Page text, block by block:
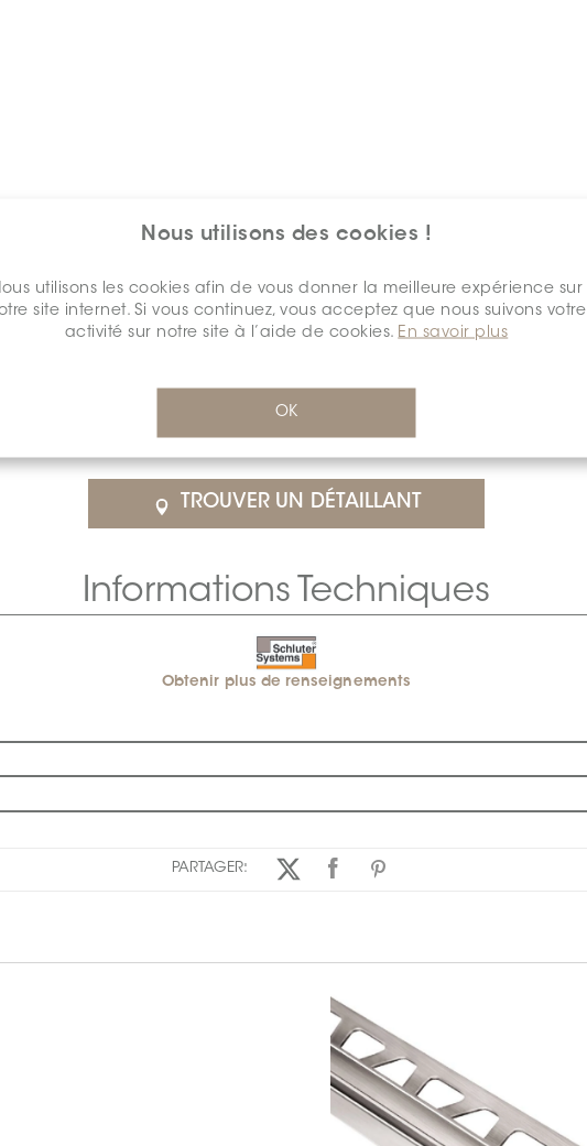
Nous utilisons des cookies !
utilisons les cookies afin de vous donner la meilleure expérience sur
site internet. Si vous continuez, vous acceptez que nous suivons votre
activité sur notre site à l’aide de cookies. En savoir plus
OK
$59.38/Chacun
TROUVER UN DÉTAILLANT
Informations Techniques
Obtenir plus de renseignements
PARTAGER: